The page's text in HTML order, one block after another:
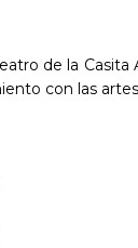
de la
con las